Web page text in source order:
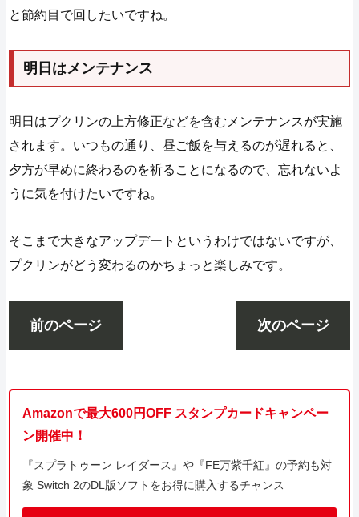
と節約目で回したいですね。
明日はメンテナンス
明日はプクリンの上方修正などを含むメンテナンスが実施
されます。いつもの通り、昼ご飯を与えるのが遅れると、
夕方が早めに終わるのを祈ることになるので、忘れないよ
うに気を付けたいですね。
そこまで大きなアップデートというわけではないですが、
プクリンがどう変わるのかちょっと楽しみです。
前のページ 次のページ
Amazonで最大600円OFF スタンプカードキャンペー
ン開催中！
『スプラトゥーン レイダース』や『FE万紫千紅』の予約も対
象 Switch 2のDL版ソフトをお得に購入するチャンス